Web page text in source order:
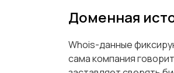
Доменная
Whois-данные
сама компания